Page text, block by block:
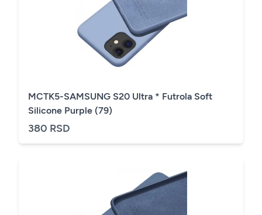
MCTK5-SAMSUNG S20 Ultra * Futrola Soft
Silicone Purple (79)
380 RSD